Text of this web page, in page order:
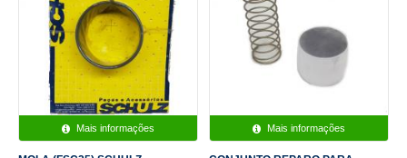
Mais informações Mais informações